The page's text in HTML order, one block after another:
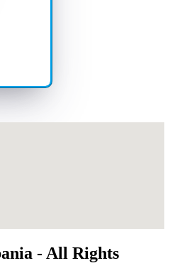
- All Rights